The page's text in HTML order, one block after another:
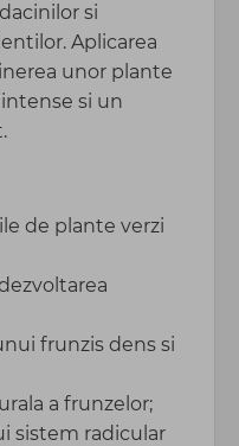
si
Aplicarea
unor plante
si un
de plante verzi
frunzis dens si
a frunzelor;
sistem radicular